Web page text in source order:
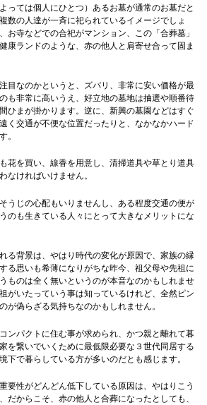
っては個人にひとつ）あるお墓が通常のお墓だと
数の人達が一斉に祀られているイメージでしょ
お寺などでの合祀がマンション、この「合葬墓」
康ランドのような、赤の他人と肩寄せ合って固ま
目なのかというと、ズバリ、非常に安い価格が最
も非常に高いうえ、好立地の墓地は抽選や順番待
ひまが掛かります。逆に、新興の墓園などはすぐ
く交通が不便な位置だったりと、なかなかハード
。
花を買い、線香を用意し、清掃道具や草とり道具
なければいけません。
うじの心配もいりませんし、ある程度交通の便が
のも生きている人々にとって大きなメリットにな
る背景は、やはり時代の変化が原因で、家族の縁
る思いも希薄になりがちな昨今、祖父母や先祖に
ものは全く無いというのが本音なのかもしれませ
がいたっていう事は知っているけれど、全然ピン
が偽らざる気持ちなのかもしれません。
ンパクトに住む事が求められ、かつ親と離れて暮
を繋いでいくために最低限必要な３世代同居する
下で暮らしている方が多いのだとも感じます。
要性がどんどん低下している原因は、やはりこう
だからこそ、赤の他人と合葬になったとしても、